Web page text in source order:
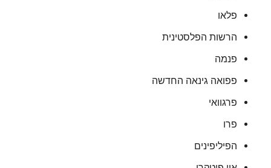
פלאו
הרשות הפלסטינית
פנמה
פפואה גינאה החדשה
פרגוואי
פרו
הפיליפינים